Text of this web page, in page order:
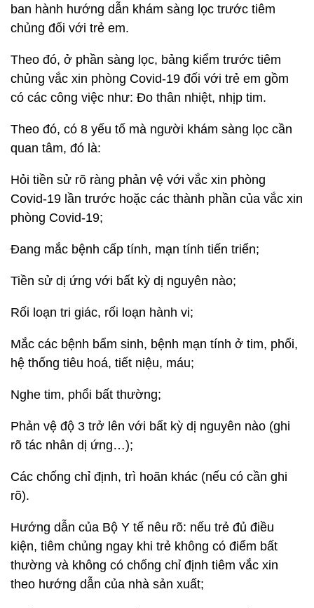
ban hành hướng dẫn khám sàng lọc trước tiêm
chủng đối với trẻ em.
Theo đó, ở phần sàng lọc, bảng kiểm trước tiêm
chủng vắc xin phòng Covid-19 đối với trẻ em gồm
có các công việc như: Đo thân nhiệt, nhịp tim.
Theo đó, có 8 yếu tố mà người khám sàng lọc cần
quan tâm, đó là:
Hỏi tiền sử rõ ràng phản vệ với vắc xin phòng
Covid-19 lần trước hoặc các thành phần của vắc xin
phòng Covid-19;
Đang mắc bệnh cấp tính, mạn tính tiến triển;
Tiền sử dị ứng với bất kỳ dị nguyên nào;
Rối loạn tri giác, rối loạn hành vi;
Mắc các bệnh bẩm sinh, bệnh mạn tính ở tim, phổi,
hệ thống tiêu hoá, tiết niệu, máu;
Nghe tim, phổi bất thường;
Phản vệ độ 3 trở lên với bất kỳ dị nguyên nào (ghi
rõ tác nhân dị ứng…);
Các chống chỉ định, trì hoãn khác (nếu có cần ghi
rõ).
Hướng dẫn của Bộ Y tế nêu rõ: nếu trẻ đủ điều
kiện, tiêm chủng ngay khi trẻ không có điểm bất
thường và không có chống chỉ định tiêm vắc xin
theo hướng dẫn của nhà sản xuất;